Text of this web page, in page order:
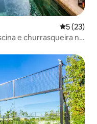
5 de uma
5 (23)
e churrasqueira no